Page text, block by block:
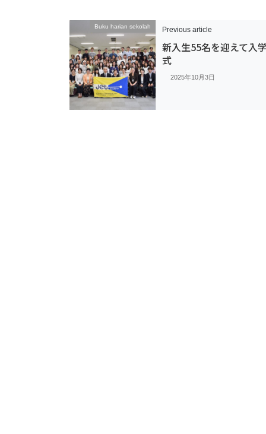
Buku harian sekolah Previous article
新入生55名を迎えて入
式
2025年10月3日